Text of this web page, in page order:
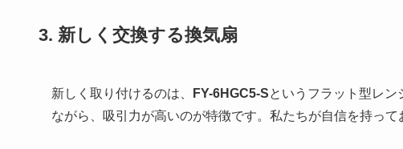
3. 新しく交換する換気扇
新しく取り付けるのは、 FY-6HGC5-Sというフラット型レン
ながら、吸引力が高いのが特徴です。私たちが自信を持っ